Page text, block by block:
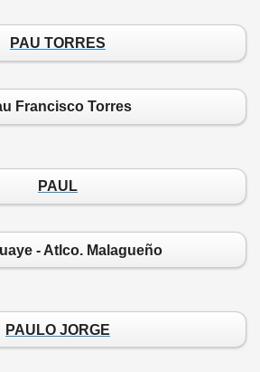
PAU TORRES
Francisco Torres
PAUL
- Atlco. Malagueño
PAULO JORGE